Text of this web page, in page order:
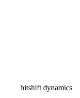
bitshift dynamics